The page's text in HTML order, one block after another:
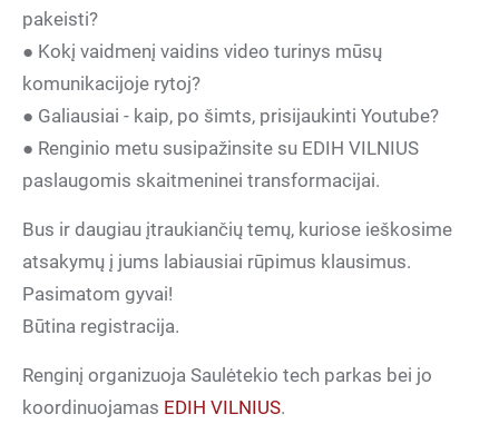
pakeisti?
● Kokį vaidmenį vaidins video turinys mūsų
komunikacijoje rytoj?
● Galiausiai - kaip, po šimts, prisijaukinti Youtube?
● Renginio metu susipažinsite su EDIH VILNIUS
paslaugomis skaitmeninei transformacijai.
Bus ir daugiau įtraukiančių temų, kuriose ieškosime
atsakymų į jums labiausiai rūpimus klausimus.
Pasimatom gyvai!
Būtina registracija.
Renginį organizuoja Saulėtekio tech parkas bei jo
koordinuojamas EDIH VILNIUS.